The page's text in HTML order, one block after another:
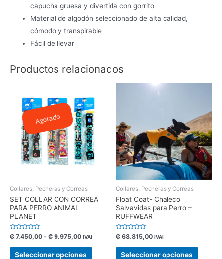
capucha gruesa y divertida con gorrito
Material de algodón seleccionado de alta calidad,
cómodo y transpirable
Fácil de llevar
Productos relacionados
Agotado
Collares, Pecheras y Correas
SET COLLAR CON CORREA
PARA PERRO ANIMAL
PLANET
Valorado
con
0
₡ 7.450,00 - ₡ 9.975,00 IVAI
Seleccionar opciones
Collares, Pecheras y Correas
Float Coat- Chaleco
Salvavidas para Perro –
RUFFWEAR
Valorado
con
0
₡ 68.815,00 IVAI
Seleccionar opciones